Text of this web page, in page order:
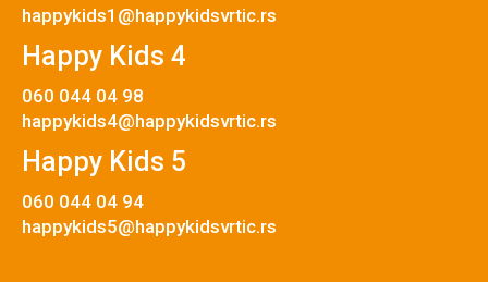
happykids1@happykidsvrtic.rs
Happy Kids 4
060 044 04 98
happykids4@happykidsvrtic.rs
Happy Kids 5
060 044 04 94
happykids5@happykidsvrtic.rs